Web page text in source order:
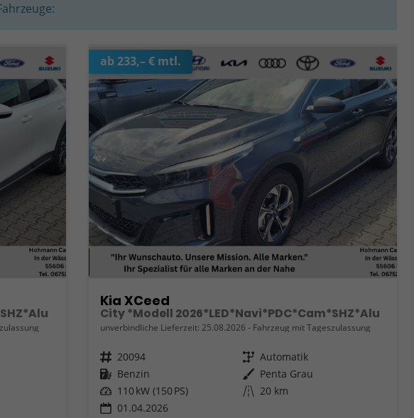
ab 233,– € mtl.
Kia XCeed
City *Modell 2026*LED*Navi*PDC*Cam*SHZ*Alu
unverbindliche Lieferzeit: 25.08.2026 Fahrzeug mit Tageszulassung
Fahrzeugnr. 20094 Getriebe Automatik
Kraftstoff Benzin Außenfarbe Penta Grau
Leistung 110 kW (150 PS) Kilometerstand 20 km
01.04.2026